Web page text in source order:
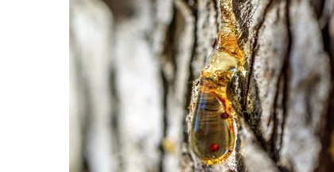
Produse pentru casa
Idei pentru casa
Prosoape bucatarie